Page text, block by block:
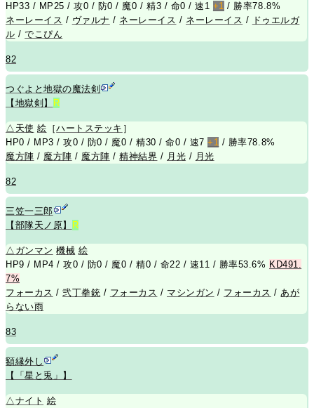
HP33 / MP25 / 攻0 / 防0 / 魔0 / 精3 / 命0 / 速1 +1 / 勝率78.8%
ネーレーイス / ヴァルナ / ネーレーイス / ネーレーイス / ドゥエルガ
ル /でこぴん
82
つぐよと地獄の魔法剣
【地獄剣】
R
△ 天使 絵 ［ハートステッキ ］
HP0 / MP3 / 攻0 / 防0 / 魔0 / 精30 / 命0 / 速7+1 / 勝率78.8%
魔方陣 / 魔方陣 / 魔方陣 /精神結界 / 月光 / 月光
82
三笠一三郎
【部隊天ノ原】 R
△ ガンマン 機械 絵
HP9 / MP4 / 攻0 / 防0 / 魔0 / 精0 / 命22 / 速11 / 勝率53.6% KD491.
7%
フォーカス /弐丁拳銃 / フォーカス / マシンガン / フォーカス / あが
らない雨
83
額縁外し
【「星と兎」】
△ ナイト 絵